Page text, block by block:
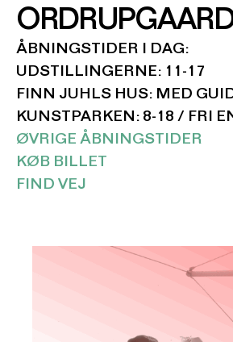
ÅBNINGSTIDER I DAG:
UDSTILLINGERNE: 11-17
FINN JUHLS HUS: MED
KUNSTPARKEN: 8-18 / FRI
ØVRIGE ÅBNINGSTIDER
KØB BILLET
FIND VEJ